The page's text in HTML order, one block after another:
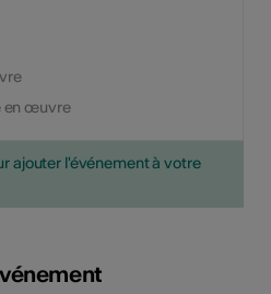
en œuvre
ajouter l'événement à votre